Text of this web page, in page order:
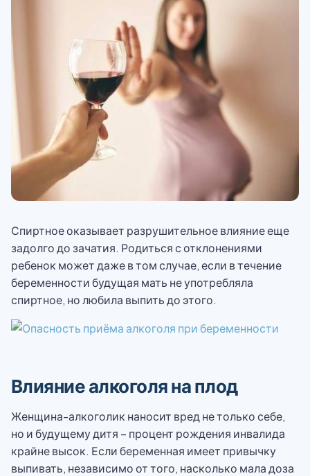
Спиртное оказывает разрушительное влияние еще
задолго до зачатия. Родиться с отклонениями
ребенок может даже в том случае, если в течение
беременности будущая мать не употребляла
спиртное, но любила выпить до этого.
Влияние алкоголя на плод
Женщина-алкоголик наносит вред не только себе,
но и будущему дитя – процент рождения инвалида
крайне высок. Если беременная имеет привычку
выпивать, независимо от того, насколько мала доза